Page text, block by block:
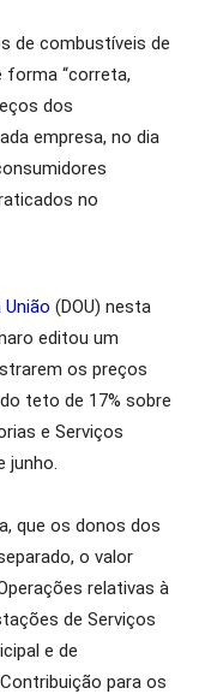
de combustíveis de
forma “correta,
dos
empresa, no dia
no
União (DOU) nesta
editou um
os preços
teto de 17% sobre
e Serviços
junho.
que os donos dos
o valor
relativas à
de Serviços
e de
para os